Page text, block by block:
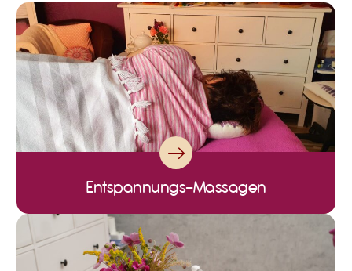
Entspannungs-Massagen